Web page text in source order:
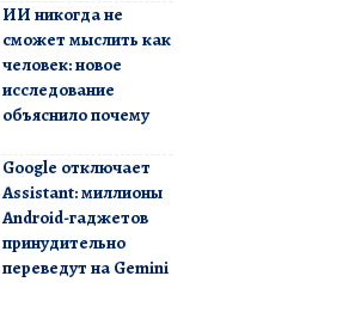
ИИ никогда не
сможет мыслить как
человек: новое
исследование
объяснило почему
Google отключает
Assistant: миллионы
Android-гаджетов
принудительно
переведут на Gemini